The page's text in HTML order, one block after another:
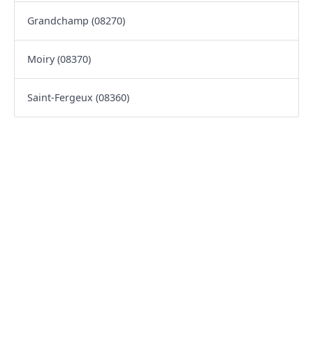
Grandchamp (08270)
Moiry (08370)
Saint-Fergeux (08360)